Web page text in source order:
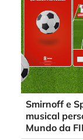
Smirnoff e
musical
Mundo da